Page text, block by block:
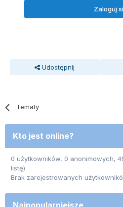
Zaloguj
Udostępnij
Tematy
Kto jest online?
0 użytkowników, 0 anonimowych,
listę)
Brak zarejestrowanych